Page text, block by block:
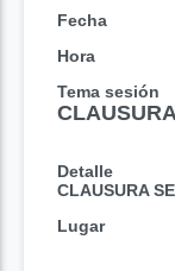
Fecha
Hora
Tema sesión
Detalle
CLAUSURA
Lugar